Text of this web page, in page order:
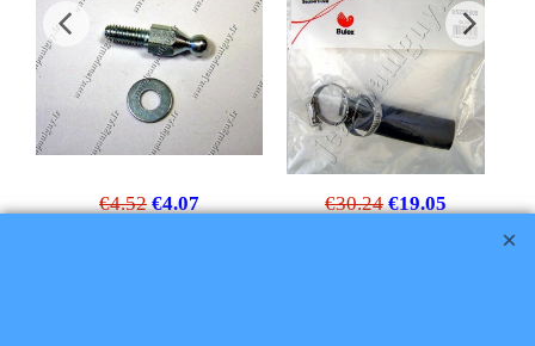
€4.52 €4.07
€30.24 €19.05